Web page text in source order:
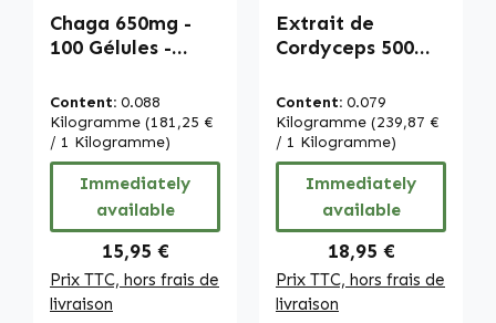
Chaga 650mg -
100 Gélules -
& végan | Warnke
Vitalstoffe
Content: 0.088
Kilogramme (181,25 €
/ 1 Kilogramme)
Immediately
available
Regular price:
15,95 €
Prix TTC, hors frais de
livraison
Extrait de
Cordyceps 500
polysaccharides -
120 gélules -
facile à avaler -
vegan | Warnke
Vitalstoffe
Content: 0.079
Kilogramme (239,87 €
/ 1 Kilogramme)
Immediately
available
Regular price:
18,95 €
Prix TTC, hors frais de
livraison